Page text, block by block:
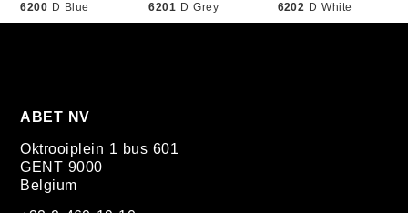
6200 D Blue 6201 D Grey 6202 D White
ABET NV
Oktrooiplein 1 bus 601
GENT 9000
Belgium